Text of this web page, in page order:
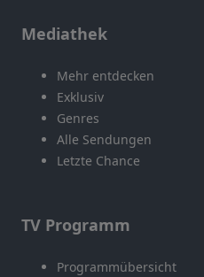
Mediathek
Mehr entdecken
Exklusiv
Genres
Alle Sendungen
Letzte Chance
TV Programm
Programmübersicht